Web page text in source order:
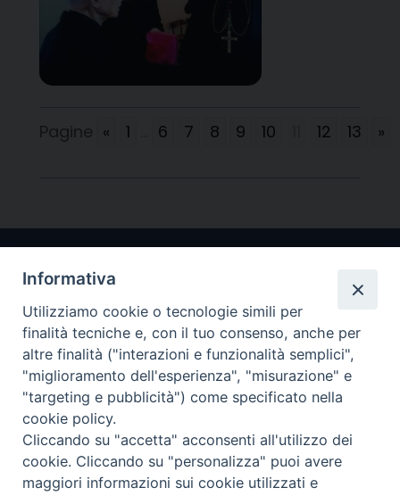
Pagine « 1 6 7 8 9 10 12 13 »
Arcidiocesi di Ravenna-Cervia
CONTATTI
Piazza Arcivescovado, 1 48121- Ravenna
tel 0544.541655
Informativa
Utilizziamo cookie o tecnologie simili per
finalità tecniche e, con il tuo consenso, anche per
altre finalità ("interazioni e funzionalità semplici",
"miglioramento dell'esperienza", "misurazione" e
"targeting e pubblicità") come specificato nella
cookie policy.
Cliccando su "accetta" acconsenti all'utilizzo dei
cookie. Cliccando su "personalizza" puoi avere
maggiori informazioni sui cookie utilizzati e